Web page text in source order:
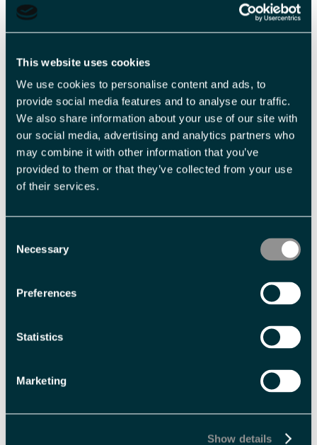
This website uses cookies
We use cookies to personalise content and ads, to
provide social media features and to analyse our traffic.
We also share information about your use of our site with
our social media, advertising and analytics partners who
may combine it with other information that you’ve
provided to them or that they’ve collected from your use
of their services.
Selection
Necessary
Preferences
Statistics
Marketing
Show details
Beslektet
kveldsopplevelse i
Fra dalen til toppen –
en uforglemmelig